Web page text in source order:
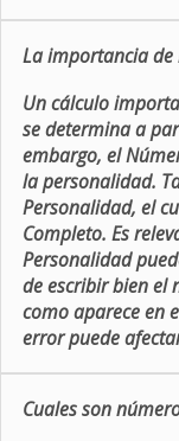
La importancia
Un cálculo
se determina a
embargo, el
la personalidad.
Personalidad, el
Completo. Es
Personalidad
de escribir bien el
como aparece en
error puede
Cuales son